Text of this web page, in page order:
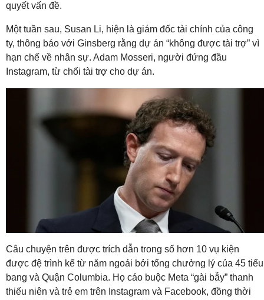
quyết vấn đề.
Một tuần sau, Susan Li, hiện là giám đốc tài chính của công
ty, thông báo với Ginsberg rằng dự án “không được tài trợ” vì
hạn chế về nhân sự. Adam Mosseri, người đứng đầu
Instagram, từ chối tài trợ cho dự án.
Câu chuyện trên được trích dẫn trong số hơn 10 vụ kiện
được đệ trình kể từ năm ngoái bởi tổng chưởng lý của 45 tiểu
bang và Quận Columbia. Họ cáo buộc Meta “gài bẫy” thanh
thiếu niên và trẻ em trên Instagram và Facebook, đồng thời